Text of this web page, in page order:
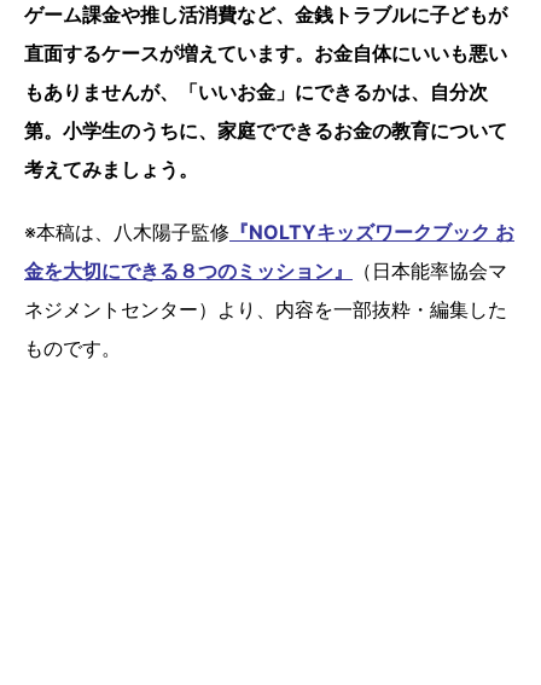
ゲーム課金や推し活消費など、金銭トラブルに子どもが
直面するケースが増えています。お金自体にいいも悪い
もありませんが、「いいお金」にできるかは、自分次
第。小学生のうちに、家庭でできるお金の教育について
考えてみましょう。
※本稿は、八木陽子監修 『NOLTYキッズワークブック お
金を大切にできる８つのミッション』
（日本能率協会マ
ネジメントセンター）より、内容を一部抜粋・編集した
ものです。